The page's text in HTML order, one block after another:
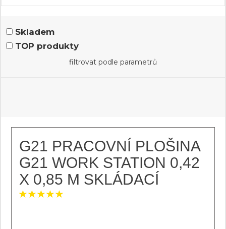
Skladem
TOP produkty
filtrovat podle parametrů
G21 PRACOVNÍ PLOŠINA
G21 WORK STATION 0,42
X 0,85 M SKLÁDACÍ